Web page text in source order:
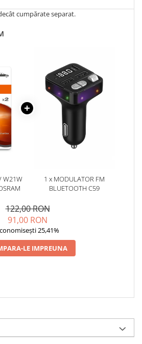
cumpărate separat.
W21W
1 x MODULATOR FM
BLUETOOTH C59
122,00 RON
91,00 RON
25,41%
LE IMPREUNA